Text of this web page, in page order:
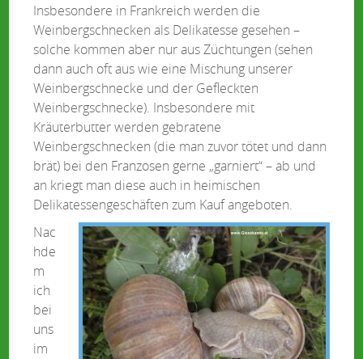
Insbesondere in Frankreich werden die
Weinbergschnecken als Delikatesse gesehen –
solche kommen aber nur aus Züchtungen (sehen
dann auch oft aus wie eine Mischung unserer
Weinbergschnecke und der Gefleckten
Weinbergschnecke). Insbesondere mit
Kräuterbutter werden gebratene
Weinbergschnecken (die man zuvor tötet und dann
brät) bei den Franzosen gerne „garniert“ – ab und
an kriegt man diese auch in heimischen
Delikatessengeschäften zum Kauf angeboten.
Nac
hde
m
ich
bei
uns
im